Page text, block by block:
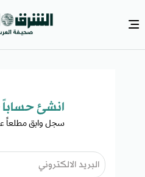
انشئ
سجل وابق مطلعاً